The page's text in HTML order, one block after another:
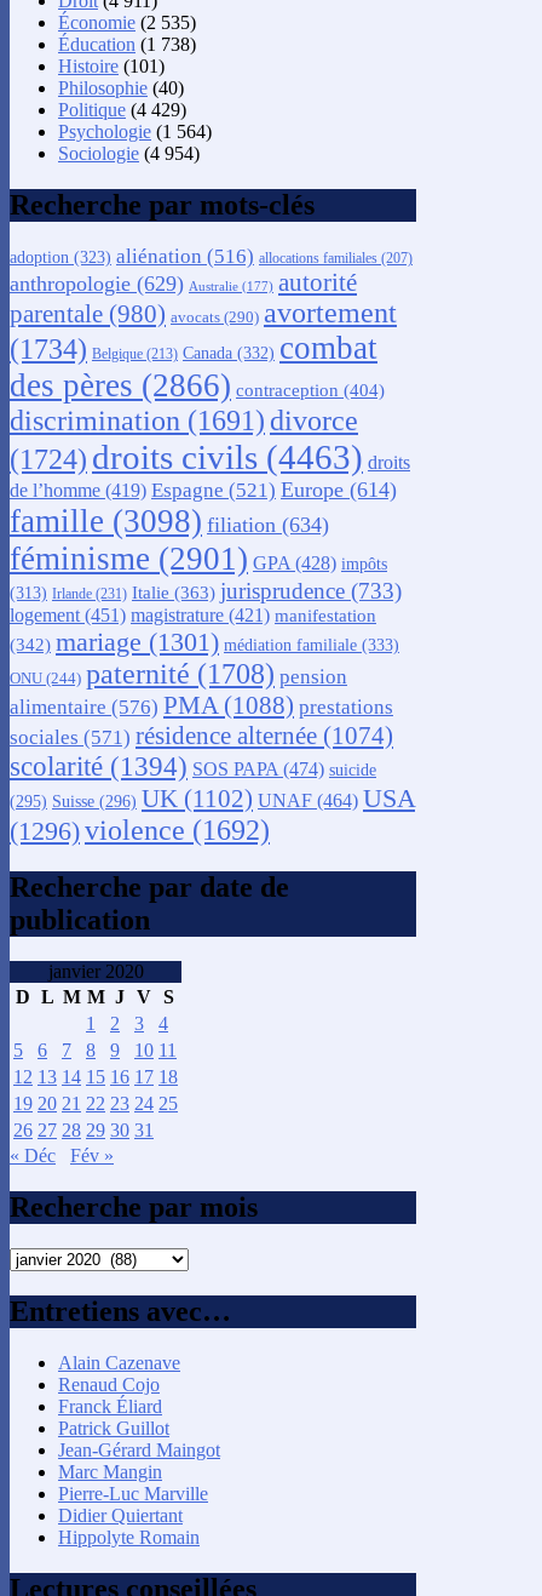
Économie (2 535)
Éducation (1 738)
Histoire (101)
Philosophie (40)
Politique (4 429)
Psychologie (1 564)
Sociologie (4 954)
Recherche par mots-clés
adoption (323) aliénation (516) allocations familiales (207)
anthropologie (629) Australie (177) autorité
parentale (980) avocats (290) avortement
(1734) Belgique (213) Canada (332) combat
des pères (2866) contraception (404)
discrimination (1691) divorce
(1724) droits civils (4463) droits
de l’homme (419) Espagne (521) Europe (614)
famille (3098) filiation (634)
féminisme (2901) GPA(428) impôts
(313) Irlande (231) Italie (363) jurisprudence (733)
logement(451) magistrature (421) manifestation
(342) mariage (1301) médiation familiale (333)
ONU (244) paternité (1708) pension
alimentaire (576) PMA(1088) prestations
sociales (571) résidence alternée (1074)
scolarité (1394) SOS PAPA(474) suicide
(295) Suisse (296) UK (1102) UNAF (464) USA
(1296)violence (1692)
Recherche par date de
publication
janvier 2020
D L M M J V S
1
2 3
4
5
6 7 8 9 10 11
12 13 14 15 16 17 18
19 20 21 22 23 24 25
26 27 28 29 30 31
« Déc
Fév »
Recherche par mois
Recherche
mois
Entretiens avec…
Alain Cazenave
Renaud Cojo
Franck Éliard
Patrick Guillot
Jean-Gérard Maingot
Marc Mangin
Pierre-Luc Marville
Didier Quiertant
Hippolyte Romain
Lectures conseillées